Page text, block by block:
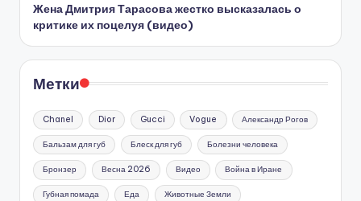
Жена Дмитрия Тарасова жестко высказалась о
критике их поцелуя (видео)
Метки
Chanel Dior Gucci Vogue Александр Рогов
Бальзам для губ Блеск для губ Болезни человека
Бронзер Весна 2026 Видео Война в Иране
Губная помада Еда Животные Земли